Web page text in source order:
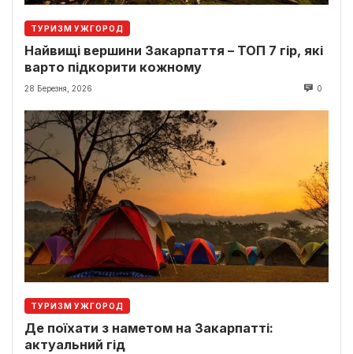
ТУРИЗМ УЖГОРОД
Найвищі вершини Закарпаття – ТОП 7 гір, які
варто підкорити кожному
28 Березня, 2026 0
ТУРИЗМ УЖГОРОД
Де поїхати з наметом на Закарпатті:
актуальний гід